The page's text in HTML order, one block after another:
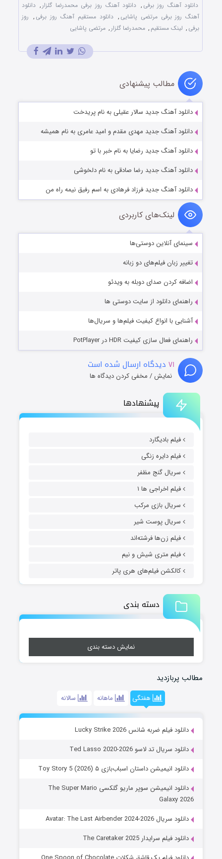
پیشنهادها
فیلم بادیگارد
فیلم دایره زنگی
سریال گنج مظفر
فیلم اخراجی ها ۱
سریال بازی مرکب
سریال پوست شیر
فیلم زن‌ها فرشته‌اند
فیلم متری شیش و نیم
کالکشن فیلم‌های هری پاتر
دسته بندی
نمایش دسته بندی
مطالب پربازدید
هفتگی ماهانه سالانه
دانلود فیلم ضربه شانس Lucky Strike 2026
دانلود سریال تد لاسو Ted Lasso 2020-2026
دانلود انیمیشن داستان اسباب‌بازی ۵ Toy Story 5 (2026)
دانلود انیمیشن سوپر ماریو گلکسی The Super Mario
Galaxy 2026
دانلود سریال Avatar: The Last Airbender 2024-2026
دانلود فیلم سرایدار The Caretaker 2025
دانلود آهنگ روز برفی , دانلود آهنگ روز برفی محمدرضا گلزار , دانلود
آهنگ روز برفی مرتضی پاشایی , دانلود مستقیم آهنگ روز برفی , روز
برفی , لینک مستقیم , محمدرضا گلزار , مرتضی پاشایی
مطالب پیشنهادی
دانلود آهنگ جدید سالار عقیلی به نام پریدخت
دانلود آهنگ جدید مهدی مقدم و امید عامری به نام همیشه
دانلود آهنگ جدید رضایا به نام خبر با تو
دانلود آهنگ جدید رضا صادقی به نام دلخوشی
دانلود آهنگ جدید فرزاد فرهادی به اسم رفیق نیمه راه من
لینک‌های کاربردی
سینمای آنلاین دوستی‌ها
تغییر زبان فیلم‌های دو زبانه
اضافه کردن صدای دوبله به ویدئو
راهنمای دانلود از سایت دوستی ها
آشنایی با انواع کیفیت فیلم‌ها و سریال‌ها
راهنمای فعال سازی کیفیت HDR در PotPlayer
۷۱ دیدگاه ارسال شده است
نمایش / مخفی کردن دیدگاه ها